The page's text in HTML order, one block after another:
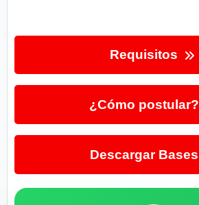
Requisitos
¿Cómo postular?
Descargar Bases